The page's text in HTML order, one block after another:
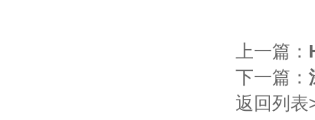
上一篇：
下一篇：
返回列表